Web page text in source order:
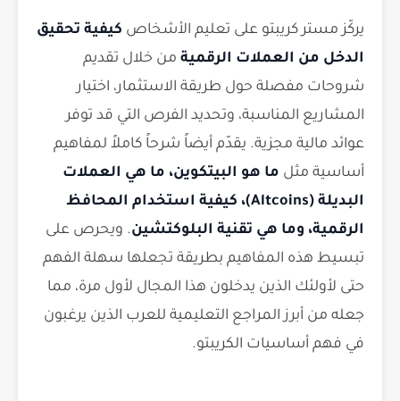
يركّز مستر كريبتو على تعليم الأشخاص كيفية تحقيق
الدخل من العملات الرقمية من خلال تقديم
شروحات مفصلة حول طريقة الاستثمار، اختيار
المشاريع المناسبة، وتحديد الفرص التي قد توفر
عوائد مالية مجزية. يقدّم أيضاً شرحاً كاملاً لمفاهيم
أساسية مثل ما هو البيتكوين، ما هي العملات
البديلة (Altcoins)، كيفية استخدام المحافظ
الرقمية، وما هي تقنية البلوكتشين. ويحرص على
تبسيط هذه المفاهيم بطريقة تجعلها سهلة الفهم
حتى لأولئك الذين يدخلون هذا المجال لأول مرة، مما
جعله من أبرز المراجع التعليمية للعرب الذين يرغبون
في فهم أساسيات الكريبتو.